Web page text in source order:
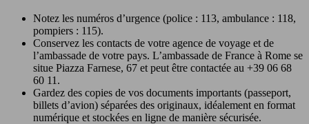
Notez les numéros d’urgence (police : 113, ambulance : 118,
pompiers : 115).
Conservez les contacts de votre agence de voyage et de
l’ambassade de votre pays. L’ambassade de France à Rome se
situe Piazza Farnese, 67 et peut être contactée au +39 06 68
60 11.
Gardez des copies de vos documents importants (passeport,
billets d’avion) séparées des originaux, idéalement en format
numérique et stockées en ligne de manière sécurisée.